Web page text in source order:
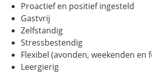
Proactief en positief ingesteld
Gastvrij
Zelfstandig
Stressbestendig
Flexibel (avonden, weekenden
Leergierig